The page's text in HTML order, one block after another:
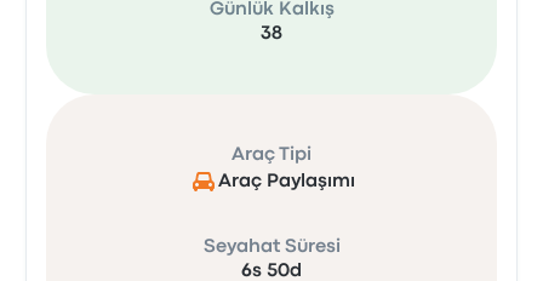
Günlük Kalkış
38
Araç Tipi
Araç Paylaşımı
Seyahat Süresi
6s 50d